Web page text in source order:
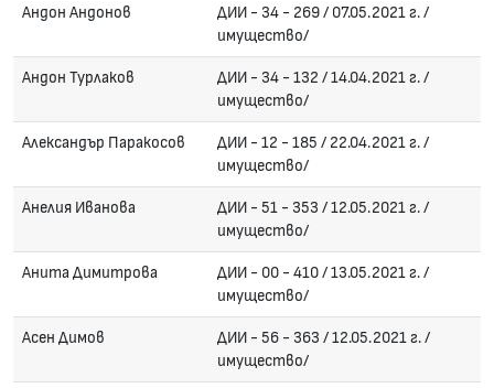
Андон Андонов
ДИИ - 34 - 269 / 07.05.2021 г. /
имущество/
Андон Турлаков
ДИИ - 34 - 132 / 14.04.2021 г. /
имущество/
Александър Паракосов
ДИИ - 12 - 185 / 22.04.2021 г. /
имущество/
Анелия Иванова
ДИИ - 51 - 353 / 12.05.2021 г. /
имущество/
Анита Димитрова
ДИИ - 00 - 410 / 13.05.2021 г. /
имущество/
Асен Димов
ДИИ - 56 - 363 / 12.05.2021 г. /
имущество/